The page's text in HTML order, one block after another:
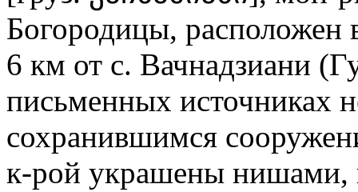
Богородицы, расположен
6 км от с. Вачнадзиани
письменных источниках
сохранившимся
к-рой украшены нишами,